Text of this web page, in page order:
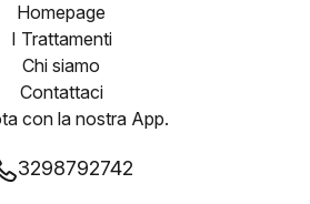
Homepage
I Trattamenti
Chi siamo
Contattaci
con la nostra App.
3298792742